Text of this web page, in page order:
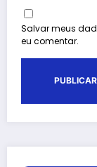
Salvar meus
eu comentar.